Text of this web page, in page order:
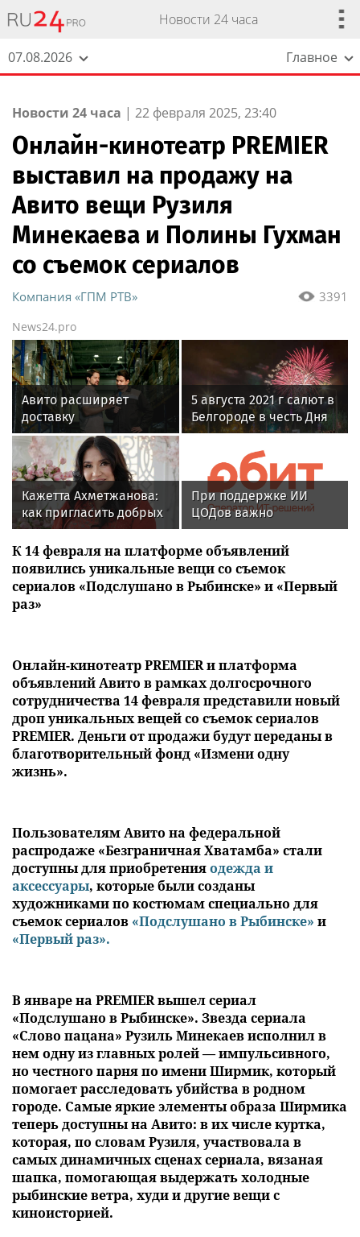
Новости 24 часа
07.08.2026 Главное
Новости 24 часа | 22 февраля 2025, 23:40
Онлайн-кинотеатр PREMIER
выставил на продажу на
Авито вещи Рузиля
Минекаева и Полины Гухман
со съемок сериалов
3391
Компания «ГПМ РТВ»
News24.pro
Авито расширяет
доставку
крупногабаритных
товаров вместе с
«Байкал Сервис»
5 августа 2021 г салют в
Белгороде в честь Дня
города
Кажетта Ахметжанова:
как пригласить добрых
духов в новый дом
При поддержке ИИ
ЦОДов важно
опираться на
рыночный спрос
К 14 февраля на платформе объявлений
появились уникальные вещи со съемок
сериалов «Подслушано в Рыбинске» и «Первый
раз»
Онлайн-кинотеатр PREMIER и платформа
объявлений Авито в рамках долгосрочного
сотрудничества 14 февраля представили новый
дроп уникальных вещей со съемок сериалов
PREMIER. Деньги от продажи будут переданы в
благотворительный фонд «Измени одну
жизнь».
Пользователям Авито на федеральной
распродаже «Безграничная Хватамба» стали
доступны для приобретенияодежда и
аксессуары, которые были созданы
художниками по костюмам специально для
съемок сериалов «Подслушано в Рыбинске» и
«Первый раз».
В январе на PREMIER вышел сериал
«Подслушано в Рыбинске». Звезда сериала
«Слово пацана» Рузиль Минекаев исполнил в
нем одну из главных ролей — импульсивного,
но честного парня по имени Ширмик, который
помогает расследовать убийства в родном
городе. Самые яркие элементы образа Ширмика
теперь доступны на Авито: в их числе куртка,
которая, по словам Рузиля, участвовала в
самых динамичных сценах сериала, вязаная
шапка, помогающая выдержать холодные
рыбинские ветра, худи и другие вещи с
киноисторией.